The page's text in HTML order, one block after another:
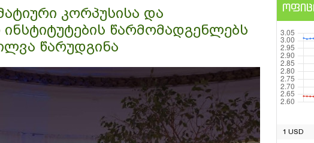
კორპუსისა და
წარმომადგენლებს
წარუდგინა
1 USD